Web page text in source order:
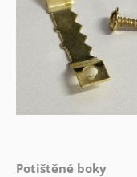
Potištěné boky